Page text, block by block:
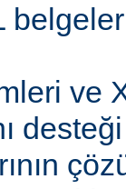
ve
desteği